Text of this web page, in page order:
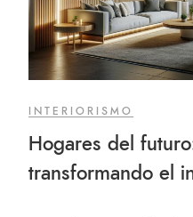
INTERIORISMO
Hogares del
transformando el